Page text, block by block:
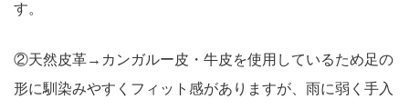
す。
②天然皮革→カンガルー皮・牛皮を使用しているため足の
形に馴染みやすくフィット感がありますが、雨に弱く手入